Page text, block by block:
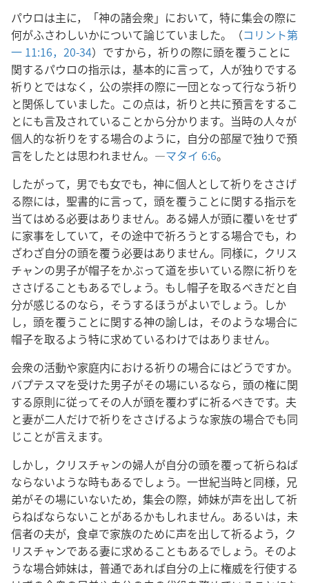
パウロは主に，「神の諸会衆」において，特に集会の際に
何がふさわしいかについて論じていました。（コリント第
一 11:16， 20-34）ですから，祈りの際に頭を覆うことに
関するパウロの指示は，基本的に言って，人が独りでする
祈りとではなく，公の崇拝の際に一団となって行なう祈り
と関係していました。この点は，祈りと共に預言をするこ
とにも言及されていることから分かります。当時の人々が
個人的な祈りをする場合のように，自分の部屋で独りで預
言をしたとは思われません。―マタイ 6:6。
したがって，男でも女でも，神に個人として祈りをささげ
る際には，聖書的に言って，頭を覆うことに関する指示を
当てはめる必要はありません。ある婦人が頭に覆いをせず
に家事をしていて，その途中で祈ろうとする場合でも，わ
ざわざ自分の頭を覆う必要はありません。同様に，クリス
チャンの男子が帽子をかぶって道を歩いている際に祈りを
ささげることもあるでしょう。もし帽子を取るべきだと自
分が感じるのなら，そうするほうがよいでしょう。しか
し，頭を覆うことに関する神の諭しは，そのような場合に
帽子を取るよう特に求めているわけではありません。
会衆の活動や家庭内における祈りの場合にはどうですか。
バプテスマを受けた男子がその場にいるなら，頭の権に関
する原則に従ってその人が頭を覆わずに祈るべきです。夫
と妻が二人だけで祈りをささげるような家族の場合でも同
じことが言えます。
しかし，クリスチャンの婦人が自分の頭を覆って祈らねば
ならないような時もあるでしょう。一世紀当時と同様，兄
弟がその場にいないため，集会の際，姉妹が声を出して祈
らねばならないことがあるかもしれません。あるいは，未
信者の夫が，食卓で家族のために声を出して祈るよう，ク
リスチャンである妻に求めることもあるでしょう。そのよ
うな場合姉妹は，普通であれば自分の上に権威を行使する